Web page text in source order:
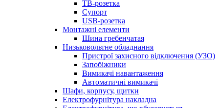
ТВ-розетка
Супорт
USB-розетка
Монтажні елементи
Шина гребенчатая
Низьковольтне обладнання
Пристрої захисного відключення (УЗО)
Запобіжники
Вимикачі навантаження
Автоматичні вимикачі
Шафи, корпусу, щитки
Електрофурнітура накладна